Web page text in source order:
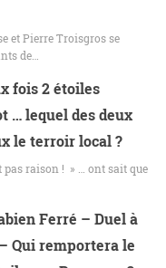
et Pierre Troisgros se
de…
fois 2 étoiles
… lequel des deux
le terroir local ?
pas raison ! » … ont sait que
Ferré – Duel à
Qui remportera le